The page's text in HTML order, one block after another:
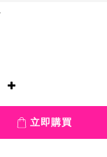
立即購買